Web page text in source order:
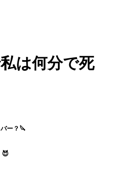
は何分で死
ー？🔪
😈